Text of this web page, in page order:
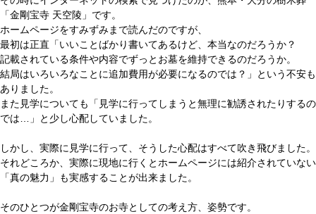
「金剛宝寺 天空陵」です。
ホームページをすみずみまで読んだのですが、
最初は正直「いいことばかり書いてあるけど、本当なのだろうか？
記載されている条件や内容でずっとお墓を維持できるのだろうか。
結局はいろいろなことに追加費用が必要になるのでは？」という不安も
ありました。
また見学についても「見学に行ってしまうと無理に勧誘されたりするの
では…」と少し心配していました。
しかし、実際に見学に行って、そうした心配はすべて吹き飛びました。
それどころか、実際に現地に行くとホームページには紹介されていない
「真の魅力」も実感することが出来ました。
そのひとつが金剛宝寺のお寺としての考え方、姿勢です。